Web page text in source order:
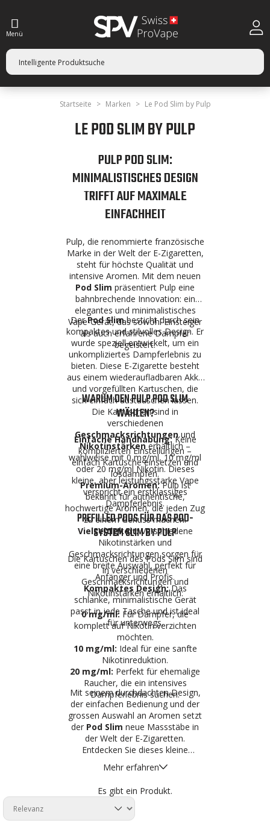
Menü
Startseite Marken Le Pod Slim by Pulp
LE POD SLIM BY PULP
PULP POD SLIM:
MINIMALISTISCHES DESIGN
TRIFFT AUF MAXIMALE
EINFACHHEIT
Pulp, die renommierte französische
Marke in der Welt der E-Zigaretten,
steht für höchste Qualität und
intensive Aromen. Mit dem neuen
Pod Slim präsentiert Pulp eine
bahnbrechende Innovation: ein
elegantes und minimalistisches
Vape-Gerät, das sowohl Einsteiger
als auch erfahrene Dampfer
begeistert.
DerPod Slimbesticht durch sein
kompaktes und stilvolles Design. Er
wurde speziell entwickelt, um ein
unkompliziertes Dampferlebnis zu
bieten. Diese E-Zigarette besteht
aus einem wiederaufladbaren Akku
und vorgefüllten Kartuschen, die
sich einfach austauschen lassen.
Die Kartuschen sind in
verschiedenen
Geschmacksrichtungenund
Nikotinstärkenerhältlich –
wahlweise mit 0 mg/ml, 10 mg/ml
oder 20 mg/ml Nikotin. Dieses
kleine, aber leistungsstarke Vape
verspricht ein erstklassiges
Dampferlebnis.
WARUM DEN PULP POD SLIM
WÄHLEN?
Einfache Handhabung:Keine
komplizierten Einstellungen –
einfach Kartusche einsetzen und
losdampfen.
Premium-Aromen:Pulp ist
bekannt für authentische,
hochwertige Aromen, die jeden Zug
zu einem Genuss machen.
Vielseitigkeit:Verschiedene
Nikotinstärken und
Geschmacksrichtungen sorgen für
eine breite Auswahl, perfekt für
Anfänger und Profis.
Kompaktes Design:Das
schlanke, minimalistische Gerät
passt in jede Tasche und ist ideal
für unterwegs.
PREFILLED PODS FÜR DAS POD-
SYSTEM SLIM BY PULP
Die Kartuschen des Pods Slim sind
in verschiedenen
Geschmacksrichtungen und
Nikotinstärken erhältlich:
0 mg/ml: Für Dampfer, die
komplett auf Nikotin verzichten
möchten.
10 mg/ml: Ideal für eine sanfte
Nikotinreduktion.
20 mg/ml: Perfekt für ehemalige
Raucher, die ein intensives
Dampferlebnis suchen.
Mit seinem durchdachten Design,
der einfachen Bedienung und der
grossen Auswahl an Aromen setzt
der Pod Slim neue Massstäbe in
der Welt der E-Zigaretten.
Entdecken Sie dieses kleine
Kraftpaket und bestellen Sie jetzt
aufFreevap.ch!
Mehr erfahren
Es gibt ein Produkt.